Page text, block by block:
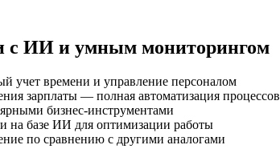
с ИИ и умным мониторингом
учет времени и управление персоналом
зарплаты — полная автоматизация процессов
бизнес-инструментами
на базе ИИ для оптимизации работы
по сравнению с другими аналогами